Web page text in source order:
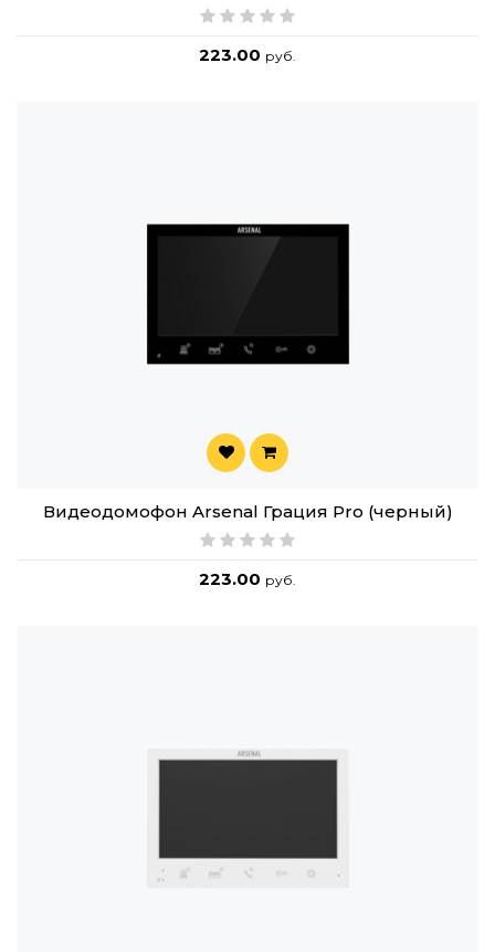
223.00 руб.
Видеодомофон Arsenal Грация Pro (черный)
223.00 руб.